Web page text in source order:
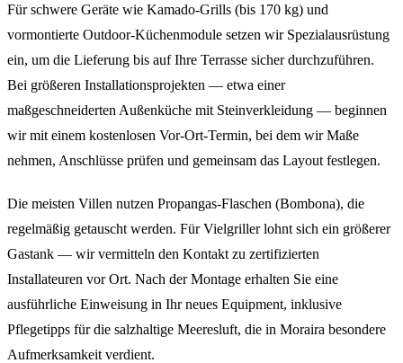
Für schwere Geräte wie Kamado-Grills (bis 170 kg) und
vormontierte Outdoor-Küchenmodule setzen wir Spezialausrüstung
ein, um die Lieferung bis auf Ihre Terrasse sicher durchzuführen.
Bei größeren Installationsprojekten — etwa einer
maßgeschneiderten Außenküche mit Steinverkleidung — beginnen
wir mit einem kostenlosen Vor-Ort-Termin, bei dem wir Maße
nehmen, Anschlüsse prüfen und gemeinsam das Layout festlegen.
Die meisten Villen nutzen Propangas-Flaschen (Bombona), die
regelmäßig getauscht werden. Für Vielgriller lohnt sich ein größerer
Gastank — wir vermitteln den Kontakt zu zertifizierten
Installateuren vor Ort. Nach der Montage erhalten Sie eine
ausführliche Einweisung in Ihr neues Equipment, inklusive
Pflegetipps für die salzhaltige Meeresluft, die in Moraira besondere
Aufmerksamkeit verdient.